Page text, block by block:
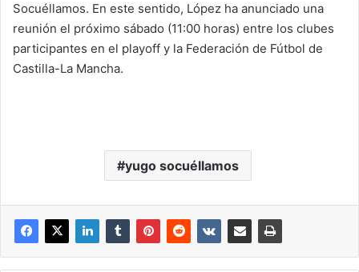
Socuéllamos. En este sentido, López ha anunciado una
reunión el próximo sábado (11:00 horas) entre los clubes
participantes en el playoff y la Federación de Fútbol de
Castilla-La Mancha.
yugo socuéllamos